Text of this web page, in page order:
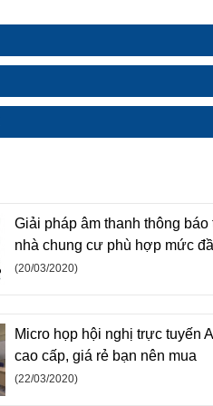
Giải pháp âm thanh thông báo
nhà chung cư phù hợp mức
(20/03/2020)
Micro họp hội nghị trực tuyến
cao cấp, giá rẻ bạn nên mua
(22/03/2020)